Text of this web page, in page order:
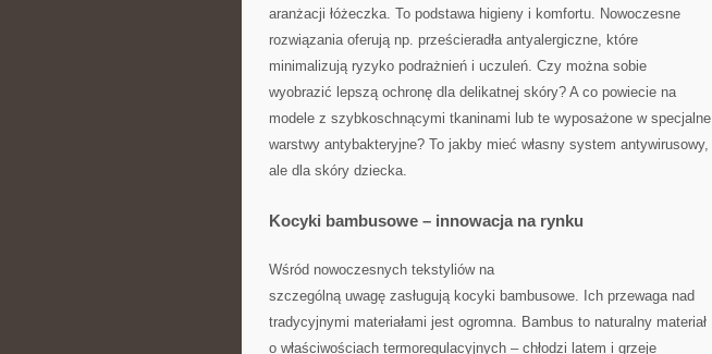
aranżacji łóżeczka. To podstawa higieny i komfortu. Nowoczesne
rozwiązania oferują np. prześcieradła antyalergiczne, które
minimalizują ryzyko podrażnień i uczuleń. Czy można sobie
wyobrazić lepszą ochronę dla delikatnej skóry? A co powiecie na
modele z szybkoschnącymi tkaninami lub te wyposażone w specjalne
warstwy antybakteryjne? To jakby mieć własny system antywirusowy,
ale dla skóry dziecka.
Kocyki bambusowe – innowacja na rynku
Wśród nowoczesnych tekstyliów na
szczególną uwagę zasługują kocyki bambusowe. Ich przewaga nad
tradycyjnymi materiałami jest ogromna. Bambus to naturalny materiał
o właściwościach termoregulacyjnych – chłodzi latem i grzeje